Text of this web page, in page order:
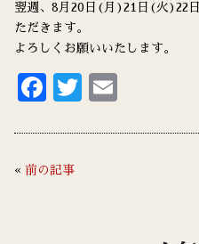
翌週、8月20日(月)21日(火)22
ただきます。
よろしくお願いいたします。
F
b
T
« 前の記事